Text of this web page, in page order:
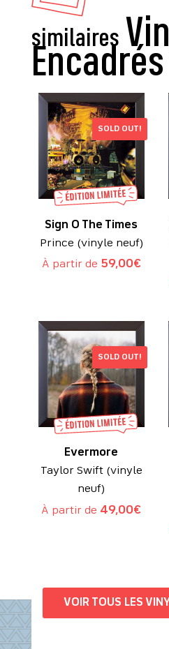
similaires
SOLD OUT!
Sign O The Times
Prince (vinyle neuf)
À partir de 59,00€
SOLD OUT!
Evermore
Taylor Swift (vinyle
neuf)
À partir de 49,00€
VOIR TOUS LES